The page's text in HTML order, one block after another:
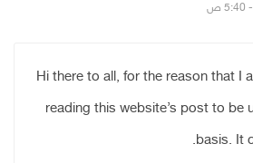
Hi there to all, for the reason that I
reading this website’s post to be
basis. It